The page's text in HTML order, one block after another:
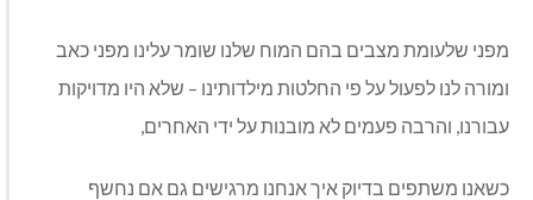
מפני שלעומת מצבים בהם המוח שלנו שומר עלינו מפני כאב
ומורה לנו לפעול על פי החלטות מילדותינו – שלא היו מדויקות
עבורנו, והרבה פעמים לא מובנות על ידי האחרים,
כשאנו משתפים בדיוק איך אנחנו מרגישים גם אם נחשף